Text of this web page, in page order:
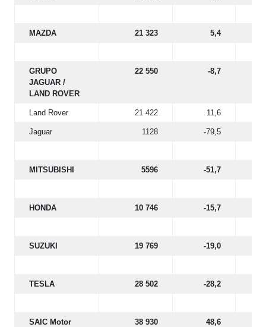
MAZDA 21 323 5,4
GRUPO
JAGUAR /
LAND ROVER
22 550 -8,7
Land Rover 21 422 11,6
Jaguar 1128 -79,5
MITSUBISHI 5596 -51,7
HONDA 10 746 -15,7
SUZUKI 19 769 -19,0
TESLA 28 502 -28,2
SAIC Motor 38 930 48,6